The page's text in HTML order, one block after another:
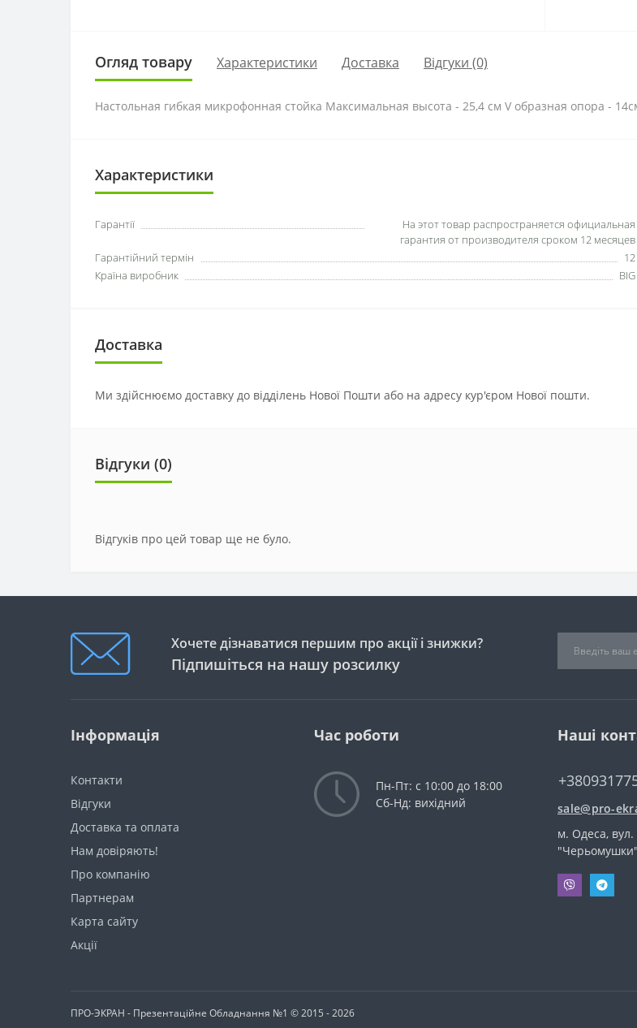
Огляд товару Характеристики Доставка Відгуки (0)
Настольная гибкая микрофонная стойка Максимальная высота - 25,4 см V образная опора -
Характеристики
Гарантії
На этот товар распространяется официальная
гарантия от производителя сроком 12 месяцев
Гарантійний термін
12
Країна виробник
BIG
Доставка
Ми здійснюємо доставку до відділень Нової Пошти або на адресу кур'єром Нової пошти.
Відгуки (0)
Відгуків про цей товар ще не було.
Хочете дізнаватися першим про акції і знижки?
Підпишіться на нашу розсилку
Інформація
Контакти
Відгуки
Доставка та оплата
Нам довіряють!
Про компанію
Партнерам
Карта сайту
Акції
Час роботи
Пн-Пт: с 10:00 до 18:00
Сб-Нд: вихідний
Наші
sale@pro-
м. Одеса, вул.
ПРО-ЭКРАН - Презентаційне Обладнання №1 © 2015 - 2026